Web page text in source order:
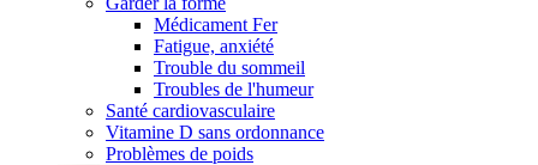
Médicament Fer
Fatigue, anxiété
Trouble du sommeil
Troubles de l'humeur
Santé cardiovasculaire
Vitamine D sans ordonnance
Problèmes de poids